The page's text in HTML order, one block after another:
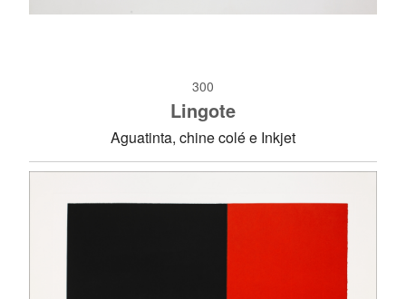
300
Lingote
Aguatinta, chine colé e Inkjet